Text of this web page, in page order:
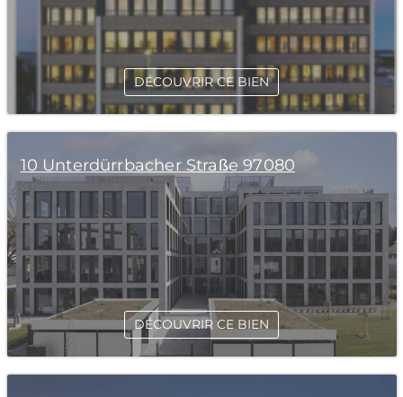
DÉCOUVRIR CE BIEN
10 Unterdürrbacher Straße 97080
DÉCOUVRIR CE BIEN